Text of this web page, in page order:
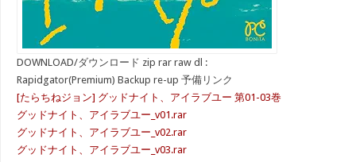
DOWNLOAD/ダウンロード zip rar raw dl :
Rapidgator(Premium) Backup re-up 予備リンク
[たらちねジョン] グッドナイト、アイラブユー 第01-03巻
グッドナイト、アイラブユー_v01.rar
グッドナイト、アイラブユー_v02.rar
グッドナイト、アイラブユー_v03.rar